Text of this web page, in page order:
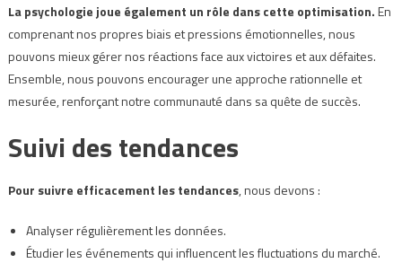
La psychologie joue également un rôle dans cette optimisation.En
comprenant nos propres biais et pressions émotionnelles, nous
pouvons mieux gérer nos réactions face aux victoires et aux défaites.
Ensemble, nous pouvons encourager une approche rationnelle et
mesurée, renforçant notre communauté dans sa quête de succès.
Suivi des tendances
Pour suivre efficacement les tendances, nous devons :
Analyser régulièrement les données.
Étudier les événements qui influencent les fluctuations du marché.